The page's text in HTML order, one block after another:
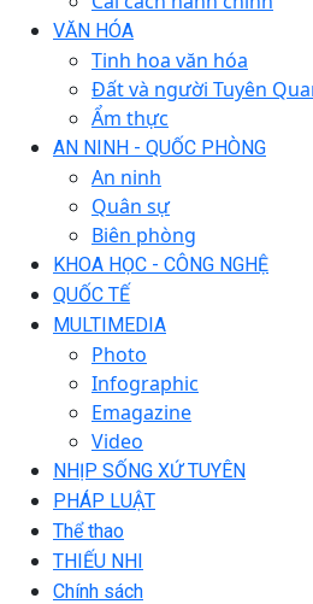
VĂN HÓA
Tinh hoa văn hóa
Đất và người Tuyên
Ẩm thực
AN NINH - QUỐC PHÒNG
An ninh
Quân sự
Biên phòng
KHOA HỌC - CÔNG NGHỆ
QUỐC TẾ
MULTIMEDIA
Photo
Infographic
Emagazine
Video
NHỊP SỐNG XỨ TUYÊN
PHÁP LUẬT
Thể thao
THIẾU NHI
Chính sách